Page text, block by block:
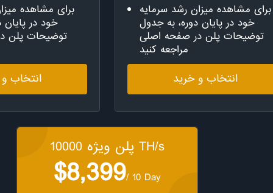
برای مشاهده
خود در پایان
توضیحات پلن
انتخاب
برای مشاهده میزان رشد سرمایه
خود در پایان دوره، به جدول
توضیحات پلن در صفحه اصلی
مراجعه کنید
انتخاب و خرید
پلن ویژه 10000 TH/s
$8,399/ 10 Day